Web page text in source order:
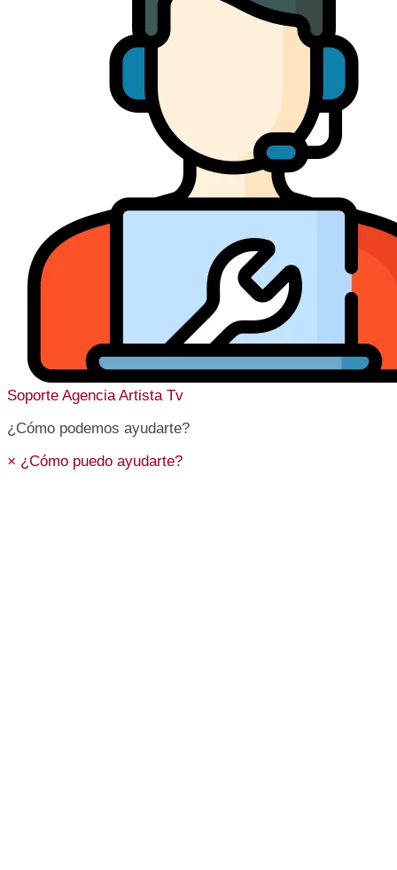
Soporte Agencia Artista Tv
¿Cómo podemos ayudarte?
× ¿Cómo puedo ayudarte?